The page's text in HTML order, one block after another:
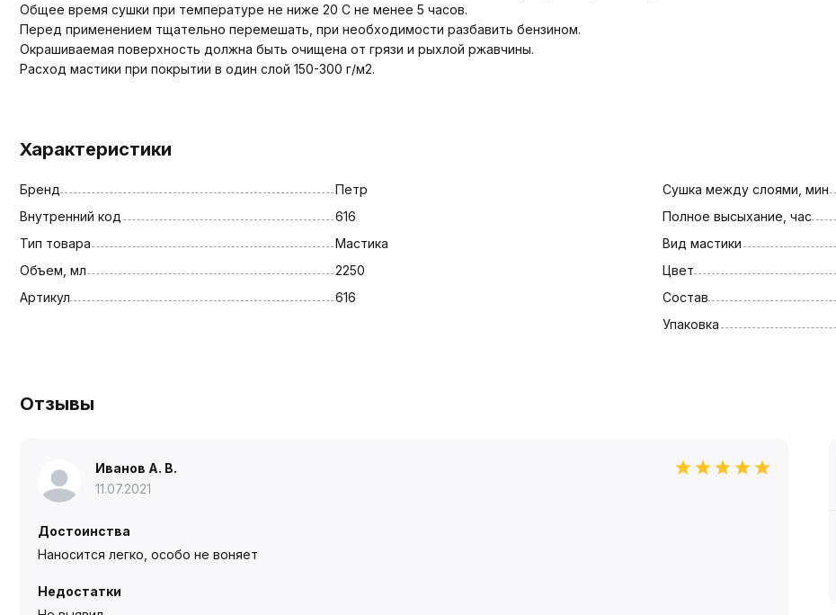
Общее время сушки при температуре не ниже 20 С не менее 5 часов.
Перед применением тщательно перемешать, при необходимости разбавить бензином.
Окрашиваемая поверхность должна быть очищена от грязи и рыхлой ржавчины.
Расход мастики при покрытии в один слой 150-300 г/м2.
Характеристики
Бренд
Петр
Внутренний код
616
Тип товара
Мастика
Объем, мл
2250
Артикул
616
Сушка между слоями, мин
Полное высыхание, час
Вид мастики
Цвет
Состав
Упаковка
Отзывы
Иванов А. В.
11.07.2021
Достоинства
Наносится легко, особо не воняет
Недостатки